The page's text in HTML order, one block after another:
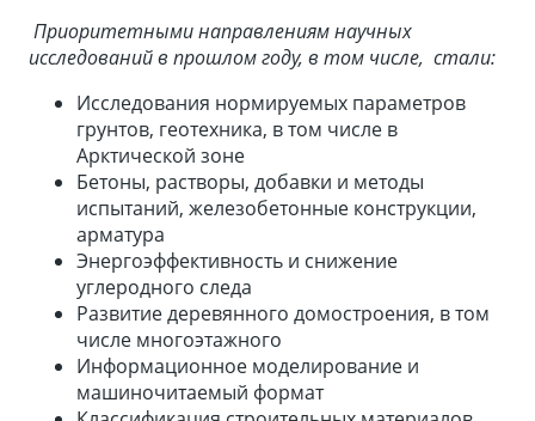
Приоритетными направлениям научных
исследований в прошлом году, в том числе, стали:
Исследования нормируемых параметров
грунтов, геотехника, в том числе в
Арктической зоне
Бетоны, растворы, добавки и методы
испытаний, железобетонные конструкции,
арматура
Энергоэффективность и снижение
углеродного следа
Развитие деревянного домостроения, в том
числе многоэтажного
Информационное моделирование и
машиночитаемый формат